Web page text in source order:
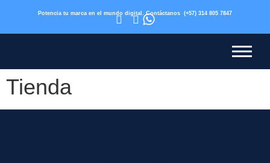
Potencia tu marca en el mundo digital. Contáctanos (+57) 314 805 7847
Tienda